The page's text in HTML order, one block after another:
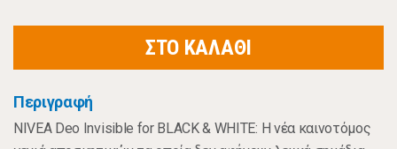
ΣΤΟ ΚΑΛΑΘΙ
Περιγραφή
NIVEA Deo Invisible for BLACK & WHITE: Η νέα καινοτόμος